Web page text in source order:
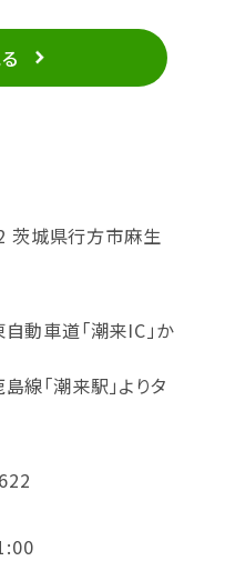
茨城県行方市麻生
自動車道「潮来IC」か
島線「潮来駅」よりタ